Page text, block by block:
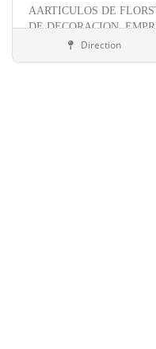
AARTICULOS DE
DE DECORACION,
SEVILLA,
Otros negociosDirection